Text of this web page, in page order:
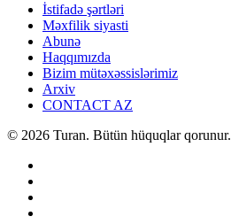
İstifadə şərtləri
Məxfilik siyasti
Abunə
Haqqımızda
Bizim mütəxəssislərimiz
Arxiv
CONTACT AZ
© 2026 Turan. Bütün hüquqlar qorunur.